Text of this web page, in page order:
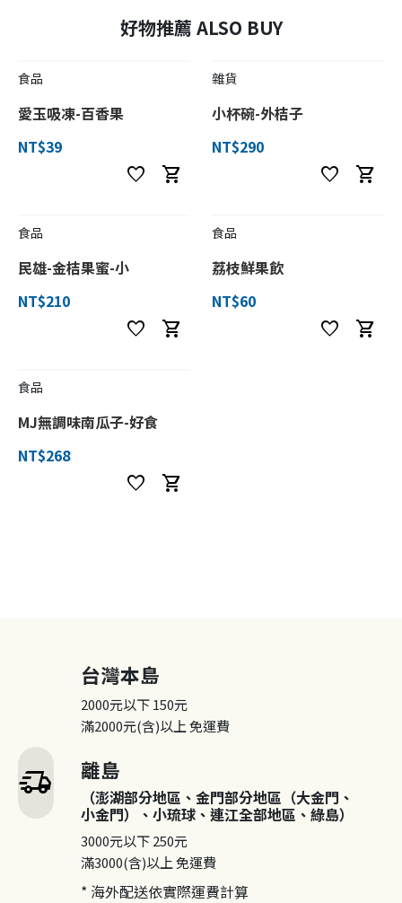
好物推薦 ALSO BUY
食品
愛玉吸凍-百香果
NT$39
favorite shopping_cart
雜貨
小杯碗-外桔子
NT$290
favorite shopping_cart
食品
民雄-金桔果蜜-小
NT$210
favorite shopping_cart
食品
荔枝鮮果飲
NT$60
favorite shopping_cart
食品
MJ無調味南瓜子-好食
NT$268
favorite shopping_cart
delivery_truck_speed
台灣本島
2000元以下150元
滿2000元(含)以上免運費
離島
（澎湖部分地區、金門部分地區（大金門、
小金門）、小琉球、連江全部地區、綠島）
3000元以下250元
滿3000(含)以上免運費
* 海外配送依實際運費計算